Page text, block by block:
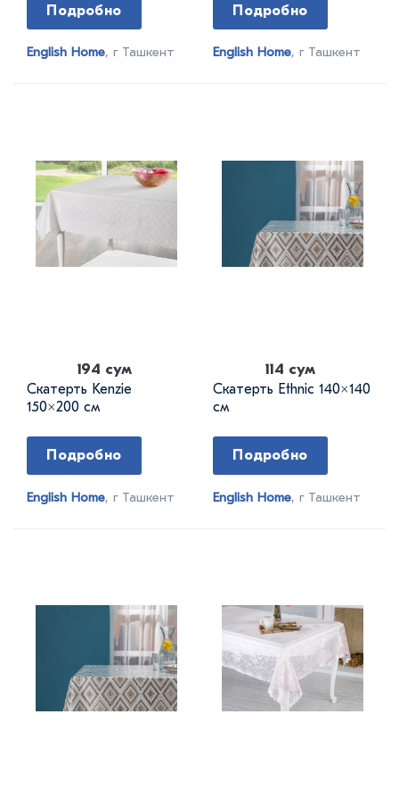
Подробно
English Home, г Ташкент
Подробно
English Home, г Ташкент
194 сум
Скатерть Kenzie
150×200 см
Подробно
English Home, г Ташкент
114 сум
Скатерть Ethnic 140×140
см
Подробно
English Home, г Ташкент